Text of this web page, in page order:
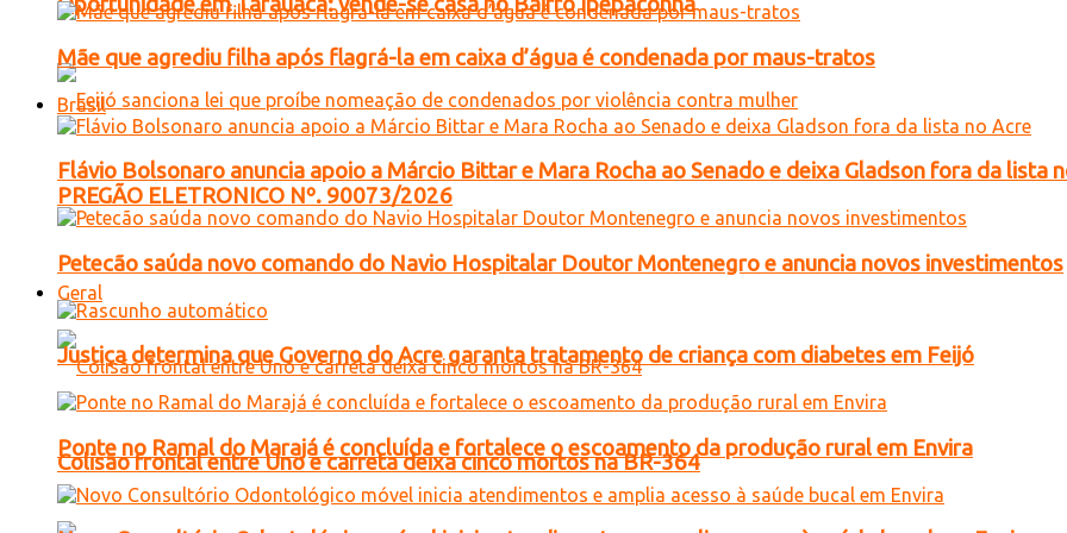
PREGÃO ELETRONICO Nº. 90073/2026
Geral
Colisão frontal entre Uno e carreta deixa cinco mortos na BR-364
Mãe que agrediu filha após flagrá-la em caixa d’água é condenada por maus-tratos
Brasil
Flávio Bolsonaro anuncia apoio a Márcio Bittar e Mara Rocha ao Senado e deixa Gladson fora da lista
Petecão saúda novo comando do Navio Hospitalar Doutor Montenegro e anuncia novos investimentos
Justiça determina que Governo do Acre garanta tratamento de criança com diabetes em Feijó
Ponte no Ramal do Marajá é concluída e fortalece o escoamento da produção rural em Envira